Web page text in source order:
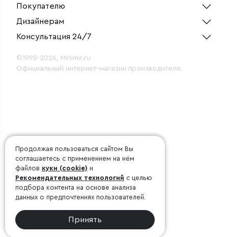
Покупателю
Дизайнерам
Консультация 24/7
©1998-2026, Minimir.ru
Официальный интернет-магазин производителя.
Продолжая пользоваться сайтом Вы
соглашаетесь с применением на нём
файлов куки (cookie) и
Рекомендательных технологий с целью
подбора контента на основе анализа
данных о предпочтениях пользователей.
Принять